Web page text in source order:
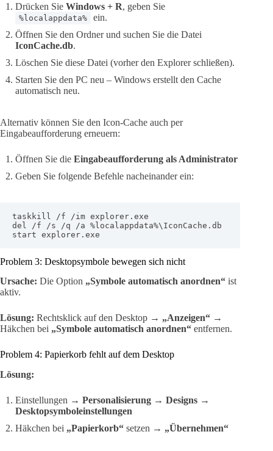
Drücken Sie Windows + R, geben Sie
%localappdata%
ein.
Öffnen Sie den Ordner und suchen Sie die Datei
IconCache.db.
Löschen Sie diese Datei (vorher den Explorer schließen).
Starten Sie den PC neu – Windows erstellt den Cache
automatisch neu.
Alternativ können Sie den Icon-Cache auch per
Eingabeaufforderung erneuern:
Öffnen Sie die Eingabeaufforderung als Administrator
Geben Sie folgende Befehle nacheinander ein:
taskkill /f /im explorer.exe
del /f /s /q /a %localappdata%\IconCache.db
start explorer.exe
Problem 3: Desktopsymbole bewegen sich nicht
Ursache: Die Option „Symbole automatisch anordnen“ ist
aktiv.
Lösung: Rechtsklick auf den Desktop → „Anzeigen“ →
Häkchen bei „Symbole automatisch anordnen“ entfernen.
Problem 4: Papierkorb fehlt auf dem Desktop
Lösung:
Einstellungen → Personalisierung → Designs →
Desktopsymboleinstellungen
Häkchen bei „Papierkorb“ setzen → „Übernehmen“